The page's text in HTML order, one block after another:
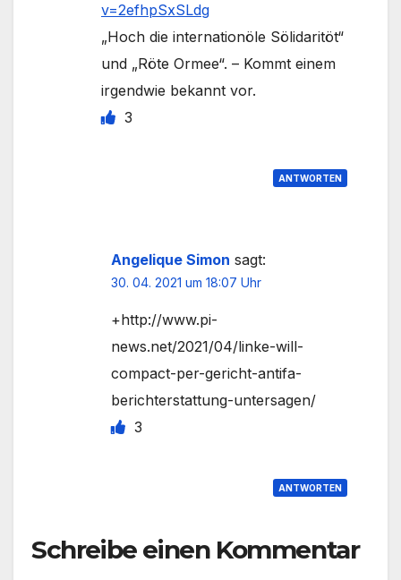
v=2efhpSxSLdg
„Hoch die internationöle Sölidaritöt“
und „Röte Ormee“. – Kommt einem
irgendwie bekannt vor.
3
ANTWORTEN
Angelique Simon sagt:
30. 04. 2021 um 18:07 Uhr
+http://www.pi-
news.net/2021/04/linke-will-
compact-per-gericht-antifa-
berichterstattung-untersagen/
3
ANTWORTEN
Schreibe einen Kommentar